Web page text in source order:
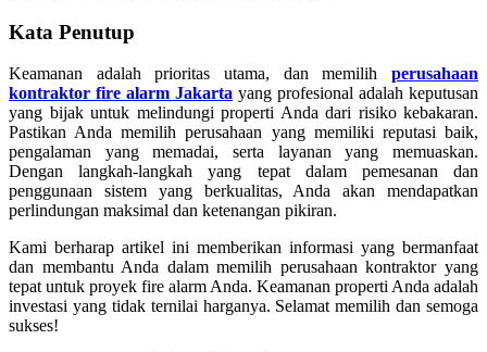
Kata Penutup
Keamanan adalah prioritas utama, dan memilih perusahaan
kontraktor fire alarm Jakarta yang profesional adalah keputusan
yang bijak untuk melindungi properti Anda dari risiko kebakaran.
Pastikan Anda memilih perusahaan yang memiliki reputasi baik,
pengalaman yang memadai, serta layanan yang memuaskan.
Dengan langkah-langkah yang tepat dalam pemesanan dan
penggunaan sistem yang berkualitas, Anda akan mendapatkan
perlindungan maksimal dan ketenangan pikiran.
Kami berharap artikel ini memberikan informasi yang bermanfaat
dan membantu Anda dalam memilih perusahaan kontraktor yang
tepat untuk proyek fire alarm Anda. Keamanan properti Anda adalah
investasi yang tidak ternilai harganya. Selamat memilih dan semoga
sukses!